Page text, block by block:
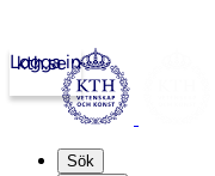
kth.se
Logga in
Sök